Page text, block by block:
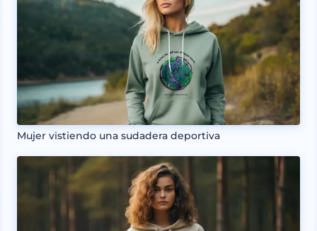
Mujer vistiendo una sudadera deportiva